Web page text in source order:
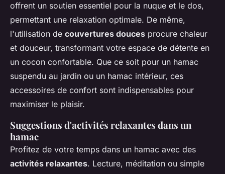
offrent un soutien essentiel pour la nuque et le dos,
permettant une relaxation optimale. De même,
l'utilisation de couvertures douces procure chaleur
et douceur, transformant votre espace de détente en
un cocon confortable. Que ce soit pour un hamac
suspendu au jardin ou un hamac intérieur, ces
accessoires de confort sont indispensables pour
maximiser le plaisir.
Suggestions d'activités relaxantes dans un
hamac
Profitez de votre temps dans un hamac avec des
activités relaxantes. Lecture, méditation ou simple